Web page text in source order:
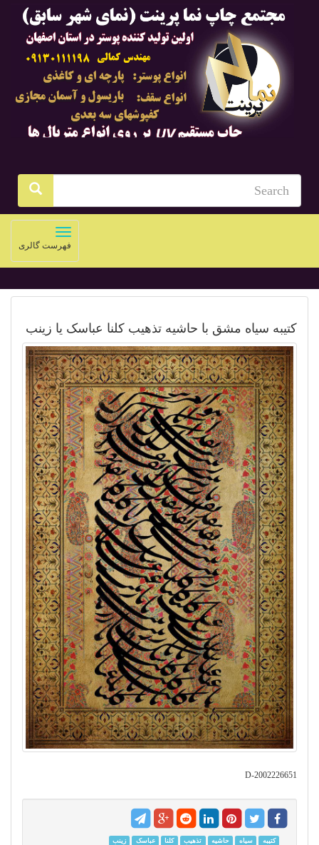
navigation
فهرست گالری
کتیبه سیاه مشق با حاشیه تذهیب کلنا عباسک یا زینب
D-2002226651
کتیبه سیاه حاشیه تذهیب کلنا عباسک زینب